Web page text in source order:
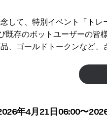
して、特別イベント「ト
既存のボットユーザーの皆
、ゴールドトークンなど、
年4月21日06:00〜